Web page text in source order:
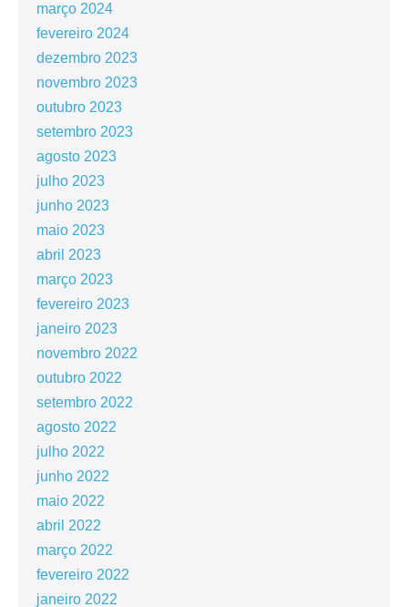
março 2024
fevereiro 2024
dezembro 2023
novembro 2023
outubro 2023
setembro 2023
agosto 2023
julho 2023
junho 2023
maio 2023
abril 2023
março 2023
fevereiro 2023
janeiro 2023
novembro 2022
outubro 2022
setembro 2022
agosto 2022
julho 2022
junho 2022
maio 2022
abril 2022
março 2022
fevereiro 2022
janeiro 2022